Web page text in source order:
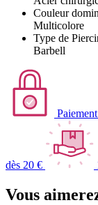
Couleur
Multicolore
Type de
Barbell
dès 20 €
Vous